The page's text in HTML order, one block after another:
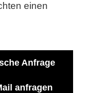
einen
Anfrage
anfragen